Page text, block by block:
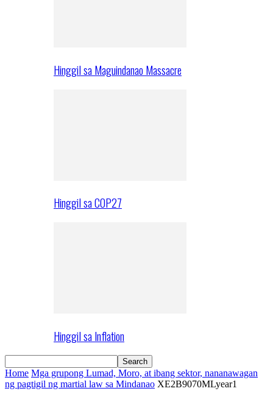
Hinggil sa Maguindanao Massacre
Hinggil sa COP27
Hinggil sa Inflation
Home Mga grupong Lumad, Moro, at ibang sektor, nananawagan
ng pagtigil ng martial law sa Mindanao XE2B9070MLyear1